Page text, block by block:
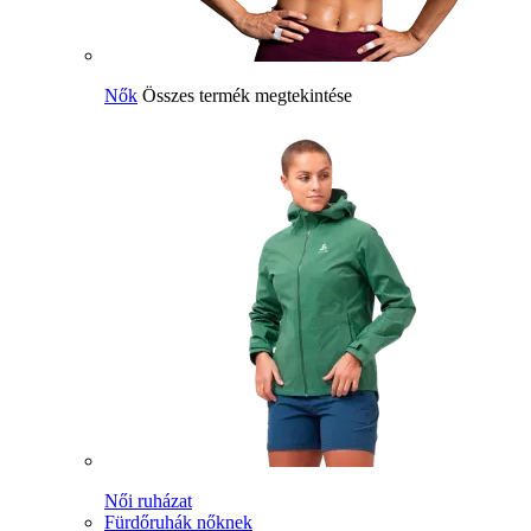
Nők Összes termék megtekintése
Női ruházat
Fürdőruhák nőknek